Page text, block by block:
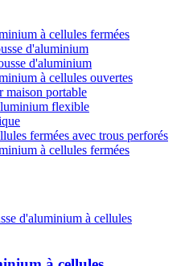
à cellules fermées
d'aluminium
d'aluminium
à cellules ouvertes
maison portable
flexible
fermées avec trous perforés
à cellules fermées